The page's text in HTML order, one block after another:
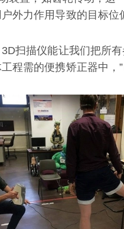
外力作用导致的目标位
扫描仪能让我们把所
程需的便携矫正器中，